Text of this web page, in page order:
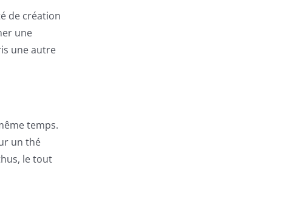
de création
une
une autre
temps.
un thé
le tout